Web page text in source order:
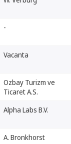
-
Vacanta
Ozbay Turizm ve
Ticaret A.S.
Alpha Labs B.V.
A. Bronkhorst